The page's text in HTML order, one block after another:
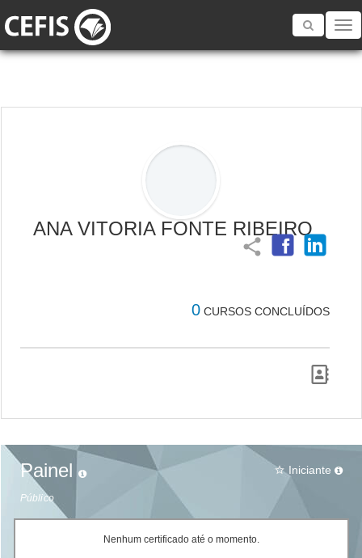
Toggle
ANA VITORIA FONTE RIBEIRO
share
0 CURSOS CONCLUÍDOS
Painel
Público
star_border Iniciante
Nenhum certificado até o momento.